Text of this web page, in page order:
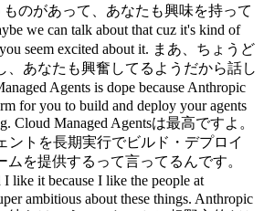
ものがあって、あなたも興味を持って
we can talk about that cuz it's kind of
seem excited about it. まあ、ちょうど
、あなたも興奮してるようだから話し
Agents is dope because Anthropic
for you to build and deploy your agents
Cloud Managed Agentsは最高ですよ。
ントを長期実行でビルド・デプロイ
ムを提供するって言ってるんです。
like it because I like the people at
ambitious about these things. Anthropic